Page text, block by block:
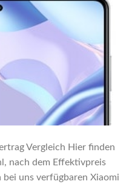
Vergleich Hier finden
nach dem Effektivpreis
uns verfügbaren Xiaomi